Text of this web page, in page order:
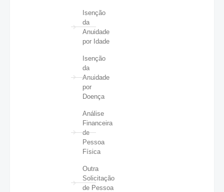
Isenção
da
Anuidade
por Idade
Isenção
da
Anuidade
por
Doença
Análise
Financeira
de
Pessoa
Física
Outra
Solicitação
de Pessoa